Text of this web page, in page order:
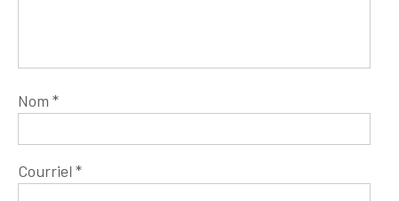
Nom *
Courriel *